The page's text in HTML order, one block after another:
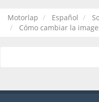
Motorlap Español
Cómo cambiar la